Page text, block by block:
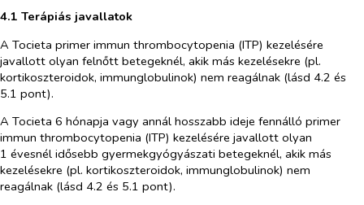
4.1 Terápiás javallatok
A Tocieta primer immun thrombocytopenia (ITP) kezelésére
javallott olyan felnőtt betegeknél, akik más kezelésekre (pl.
kortikoszteroidok, immunglobulinok) nem reagálnak (lásd 4.2 és
5.1 pont).
A Tocieta 6 hónapja vagy annál hosszabb ideje fennálló primer
immun thrombocytopenia (ITP) kezelésére javallott olyan
1 évesnél idősebb gyermekgyógyászati betegeknél, akik más
kezelésekre (pl. kortikoszteroidok, immunglobulinok) nem
reagálnak (lásd 4.2 és 5.1 pont).